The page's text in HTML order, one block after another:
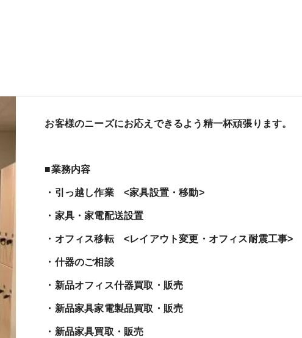
お客様のニーズにお応えできるよう精一杯頑張ります。
■業務内容
・引っ越し作業 <家具設置・移動>
・家具・家電配送設置
・オフィス移転 <レイアウト変更・オフィス耐震工事>
・什器のご相談
・新品オフィス什器買取・販売
・新品家具家電製品買取・販売
・新品家具買取・販売